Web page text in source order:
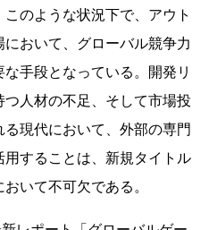
のような状況下で、アウト
おいて、グローバル競争力
手段となっている。開発リ
人材の不足、そして市場投
現代において、外部の専門
することは、新規タイトル
いて不可欠である。